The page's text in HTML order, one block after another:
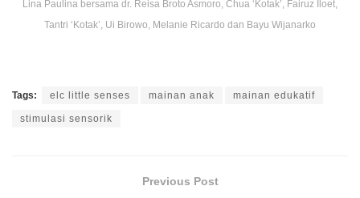
Lina Paulina bersama dr. Reisa Broto Asmoro, Chua ‘Kotak’, Fairuz Iloet,
Tantri ‘Kotak’, Ui Birowo, Melanie Ricardo dan Bayu Wijanarko
Tags: elc little senses mainan anak mainan edukatif
stimulasi sensorik
Previous Post